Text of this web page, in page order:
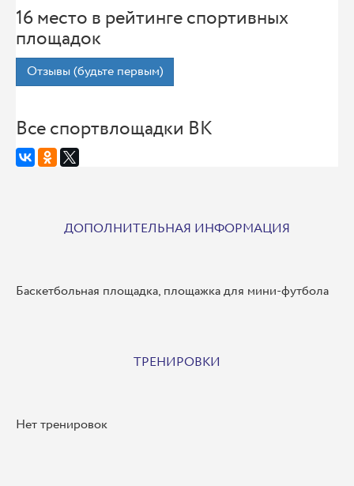
16 место в рейтинге спортивных
площадок
Отзывы (будьте первым)
Все спортвлощадки ВК
ДОПОЛНИТЕЛЬНАЯ ИНФОРМАЦИЯ
Баскетбольная площадка, площажка для мини-футбола
ТРЕНИРОВКИ
Нет тренировок